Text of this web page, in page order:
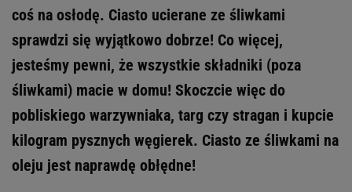
coś na osłodę. Ciasto ucierane ze śliwkami
sprawdzi się wyjątkowo dobrze! Co więcej,
jesteśmy pewni, że wszystkie składniki (poza
śliwkami) macie w domu! Skoczcie więc do
pobliskiego warzywniaka, targ czy stragan i kupcie
kilogram pysznych węgierek. Ciasto ze śliwkami na
oleju jest naprawdę obłędne!